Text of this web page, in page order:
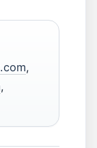
,
,